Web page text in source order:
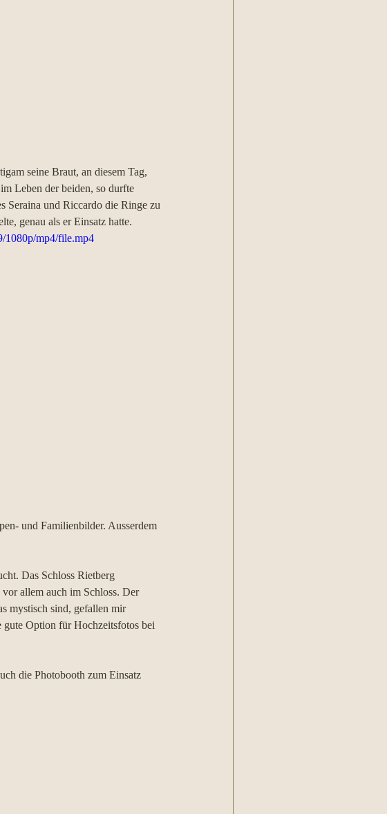
seine Braut, an diesem Tag,
Leben der beiden, so durfte
Seraina und Riccardo die Ringe zu
genau als er Einsatz hatte.
1080p/mp4/file.mp4
und Familienbilder. Ausserdem
Das Schloss Rietberg
allem auch im Schloss. Der
mystisch sind, gefallen mir
gute Option für Hochzeitsfotos bei
die Photobooth zum Einsatz